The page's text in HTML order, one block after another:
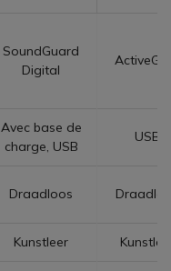
SoundGuard
Digital
Avec base de
charge, USB
USB
Draadloos
Kunstleer